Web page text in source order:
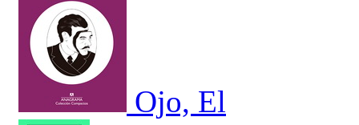
Ojo, El